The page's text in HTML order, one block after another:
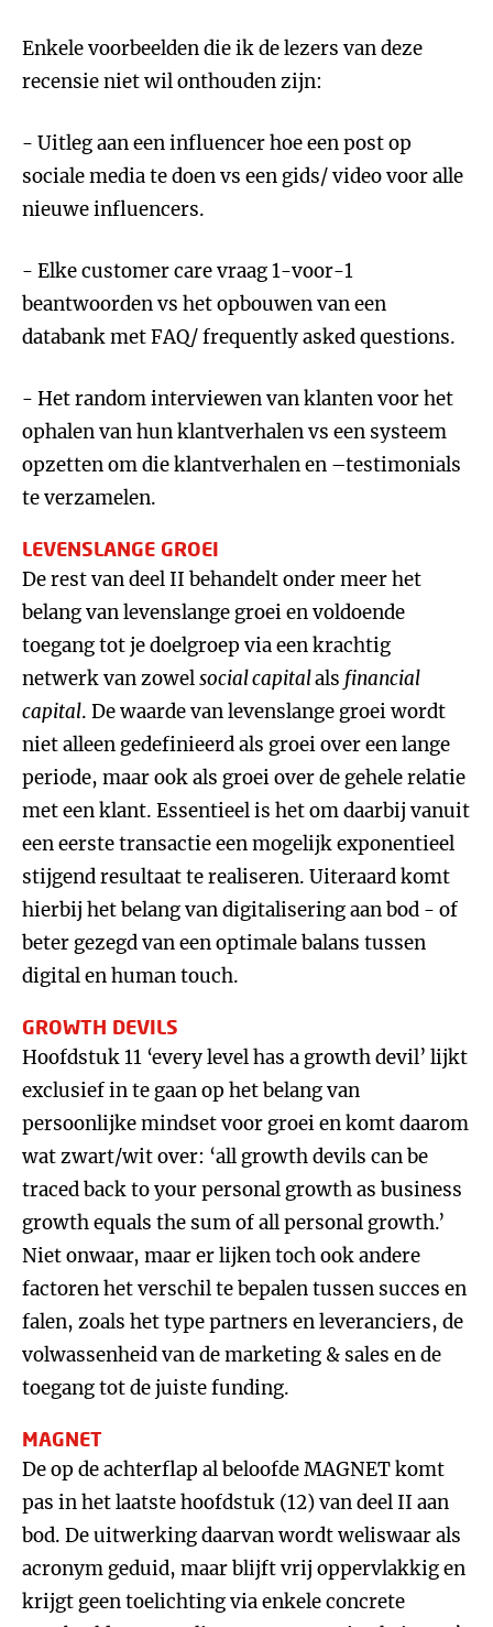
Enkele voorbeelden die ik de lezers van deze
recensie niet wil onthouden zijn:
- Uitleg aan een influencer hoe een post op
sociale media te doen vs een gids/ video voor alle
nieuwe influencers.
- Elke customer care vraag 1-voor-1
beantwoorden vs het opbouwen van een
databank met FAQ/ frequently asked questions.
- Het random interviewen van klanten voor het
ophalen van hun klantverhalen vs een systeem
opzetten om die klantverhalen en –testimonials
te verzamelen.
LEVENSLANGE GROEI
De rest van deel II behandelt onder meer het
belang van levenslange groei en voldoende
toegang tot je doelgroep via een krachtig
netwerk van zowelsocial capitalals financial
capital. De waarde van levenslange groei wordt
niet alleen gedefinieerd als groei over een lange
periode, maar ook als groei over de gehele relatie
met een klant. Essentieel is het om daarbij vanuit
een eerste transactie een mogelijk exponentieel
stijgend resultaat te realiseren. Uiteraard komt
hierbij het belang van digitalisering aan bod - of
beter gezegd van een optimale balans tussen
digital en human touch.
GROWTH DEVILS
Hoofdstuk 11 ‘every level has a growth devil’ lijkt
exclusief in te gaan op het belang van
persoonlijke mindset voor groei en komt daarom
wat zwart/wit over: ‘all growth devils can be
traced back to your personal growth as business
growth equals the sum of all personal growth.’
Niet onwaar, maar er lijken toch ook andere
factoren het verschil te bepalen tussen succes en
falen, zoals het type partners en leveranciers, de
volwassenheid van de marketing & sales en de
toegang tot de juiste funding.
MAGNET
De op de achterflap al beloofde MAGNET komt
pas in het laatste hoofdstuk (12) van deel II aan
bod. De uitwerking daarvan wordt weliswaar als
acronym geduid, maar blijft vrij oppervlakkig en
krijgt geen toelichting via enkele concrete